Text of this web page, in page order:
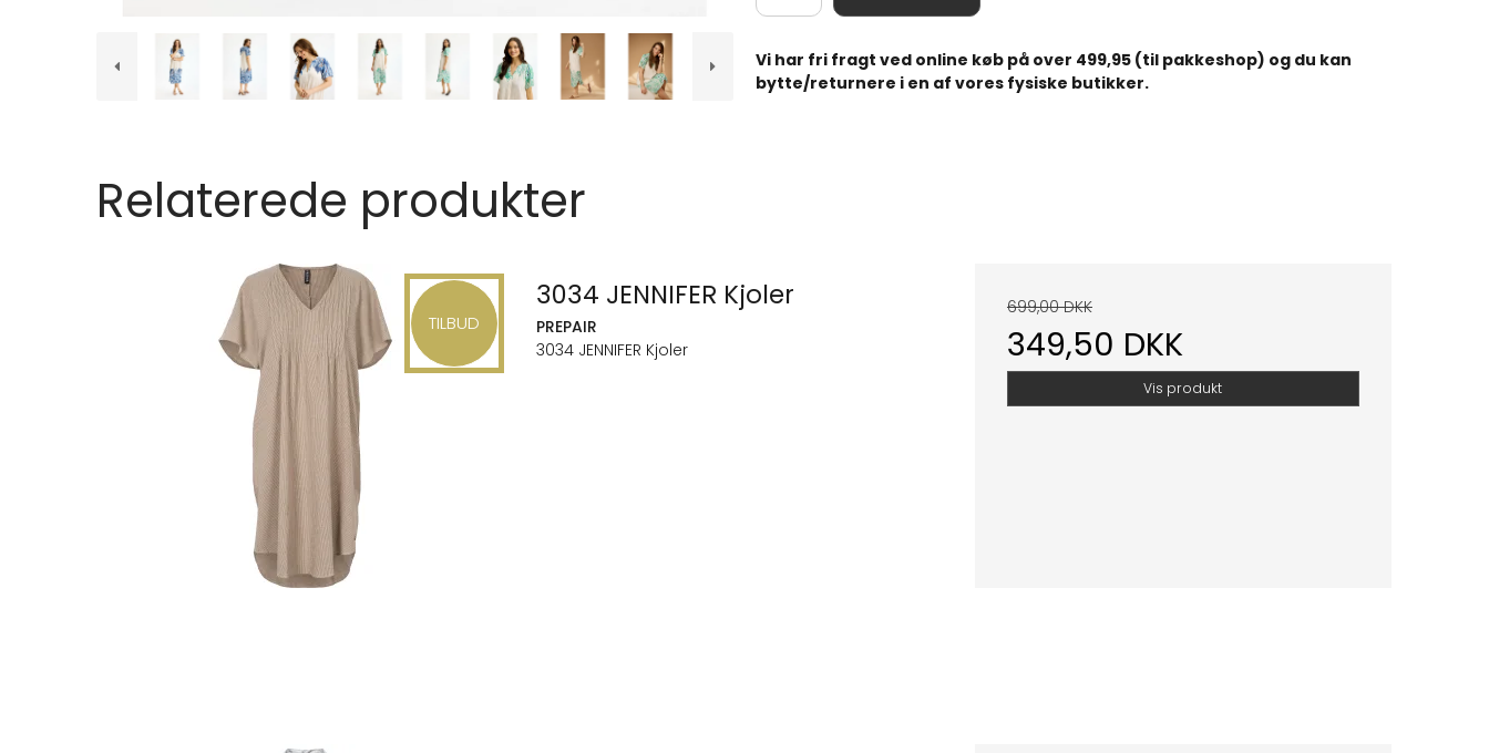
Vi har fri fragt ved online køb på over 499,95 (til pakkeshop) og du kan
bytte/returnere i en af vores fysiske butikker.
Relaterede produkter
TILBUD
3034 JENNIFER Kjoler
PREPAIR
3034 JENNIFER Kjoler
699,00 DKK
349,50 DKK
Vis produkt